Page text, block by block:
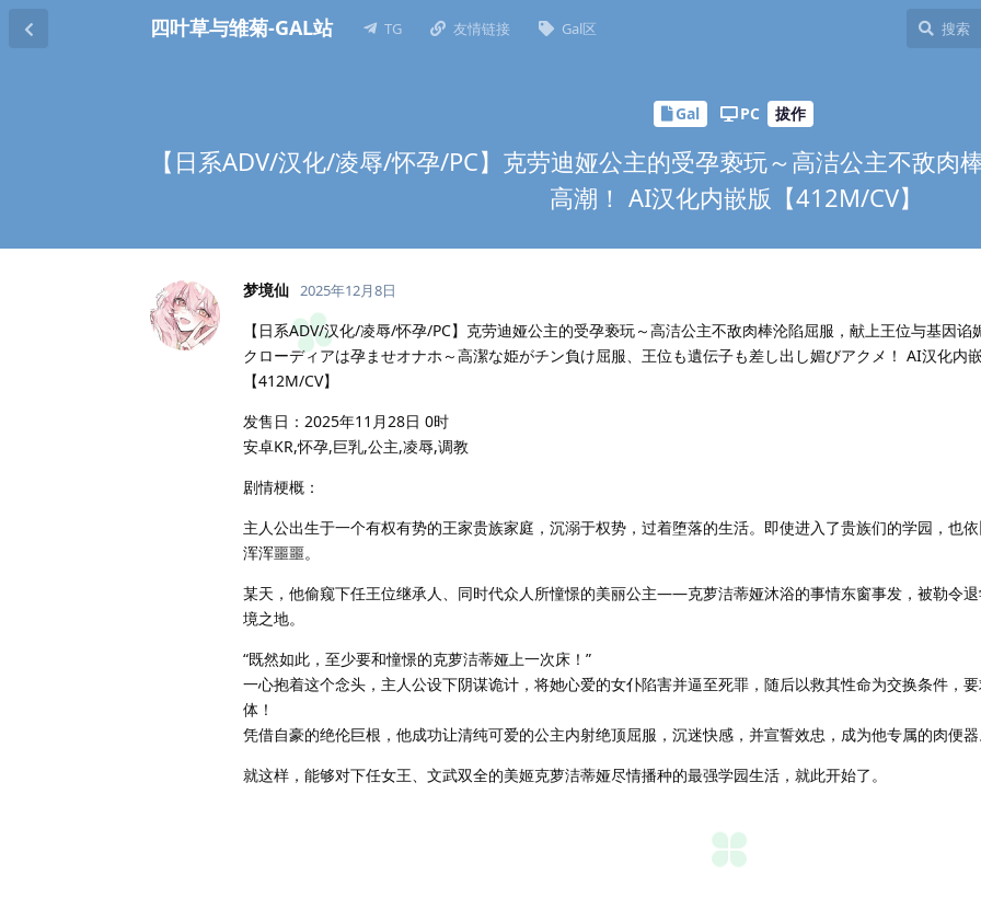
四叶草与雏菊-GAL站 TG 友情链接 Gal区
Gal PC 拔作
【日系ADV/汉化/凌辱/怀孕/PC】克劳迪娅公主的受孕亵玩～高洁公主不敌肉
高潮！ AI汉化内嵌版【412M/CV】
梦境仙 2025年12月8日
【日系ADV/汉化/凌辱/怀孕/PC】克劳迪娅公主的受孕亵玩～高洁公主不敌肉棒沦陷屈服，献上王位与基因谄
クローディアは孕ませオナホ～高潔な姫がチン負け屈服、王位も遺伝子も差し出し媚びアクメ！ AI汉化内
【412M/CV】
发售日：2025年11月28日 0时
安卓KR,怀孕,巨乳,公主,凌辱,调教
剧情梗概：
主人公出生于一个有权有势的王家贵族家庭，沉溺于权势，过着堕落的生活。即使进入了贵族们的学园，也
浑浑噩噩。
某天，他偷窥下任王位继承人、同时代众人所憧憬的美丽公主——克萝洁蒂娅沐浴的事情东窗事发，被勒令
境之地。
“既然如此，至少要和憧憬的克萝洁蒂娅上一次床！”
一心抱着这个念头，主人公设下阴谋诡计，将她心爱的女仆陷害并逼至死罪，随后以救其性命为交换条件，
体！
凭借自豪的绝伦巨根，他成功让清纯可爱的公主内射绝顶屈服，沉迷快感，并宣誓效忠，成为他专属的肉便
就这样，能够对下任女王、文武双全的美姬克萝洁蒂娅尽情播种的最强学园生活，就此开始了。